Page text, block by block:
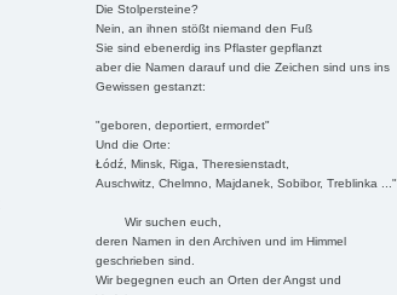
Die Stolpersteine?
Nein, an ihnen stößt niemand den Fuß
Sie sind ebenerdig ins Pflaster gepflanzt
aber die Namen darauf und die Zeichen sind uns ins
Gewissen gestanzt:
"geboren, deportiert, ermordet"
Und die Orte:
Łódź, Minsk, Riga, Theresienstadt,
Auschwitz, Chelmno, Majdanek, Sobibor, Treblinka ..."
Wir suchen euch,
deren Namen in den Archiven und im Himmel
geschrieben sind.
Wir begegnen euch an Orten der Angst und